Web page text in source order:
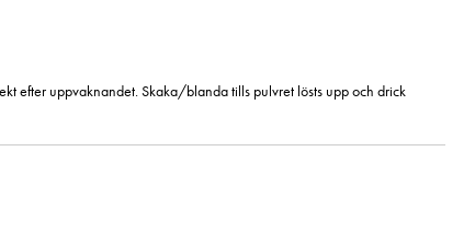
efter uppvaknandet. Skaka/blanda tills pulvret lösts upp och drick